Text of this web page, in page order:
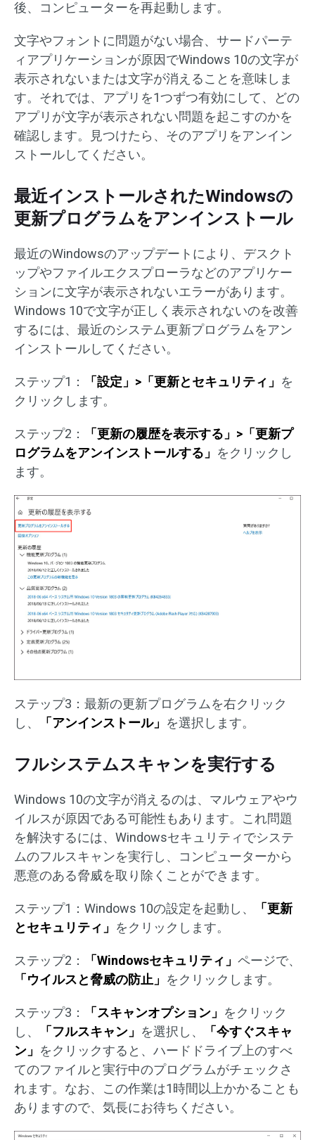
後、コンピューターを再起動します。
文字やフォントに問題がない場合、サードパーテ
ィアプリケーションが原因でWindows 10の文字が
表示されないまたは文字が消えることを意味しま
す。それでは、アプリを1つずつ有効にして、どの
アプリが文字が表示されない問題を起こすのかを
確認します。見つけたら、そのアプリをアンイン
ストールしてください。
最近インストールされたWindowsの
更新プログラムをアンインストール
最近のWindowsのアップデートにより、デスクト
ップやファイルエクスプローラなどのアプリケー
ションに文字が表示されないエラーがあります。
Windows 10で文字が正しく表示されないのを改善
するには、最近のシステム更新プログラムをアン
インストールしてください。
ステップ1： 「設定」>「更新とセキュリティ」 を
クリックします。
ステップ2：
「更新の履歴を表示する」>「更新プ
ログラムをアンインストールする」 をクリックし
ます。
ステップ3：最新の更新プログラムを右クリック
し、
「アンインストール」 を選択します。
フルシステムスキャンを実行する
Windows 10の文字が消えるのは、マルウェアやウ
イルスが原因である可能性もあります。これ問題
を解決するには、Windowsセキュリティでシステ
ムのフルスキャンを実行し、コンピューターから
悪意のある脅威を取り除くことができます。
ステップ1：Windows 10の設定を起動し、
「更新
とセキュリティ」 をクリックします。
ステップ2： 「Windowsセキュリティ」 ページで、
「ウイルスと脅威の防止」 をクリックします。
ステップ3： 「スキャンオプション」 をクリック
し、
「フルスキャン」 を選択し、
「今すぐスキャ
ン」 をクリックすると、ハードドライブ上のすべ
てのファイルと実行中のプログラムがチェックさ
れます。なお、この作業は1時間以上かかることも
ありますので、気長にお待ちください。